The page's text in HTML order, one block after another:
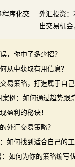
程序化交
外汇投资
出交易机
，你中了多少招？
从中获取有用信息？
易策略，打造属于自
案例：如何通过趋势跟
盈利的秘诀！
外汇交易策略？
如何找到适合自己的工
如何为你的策略编写